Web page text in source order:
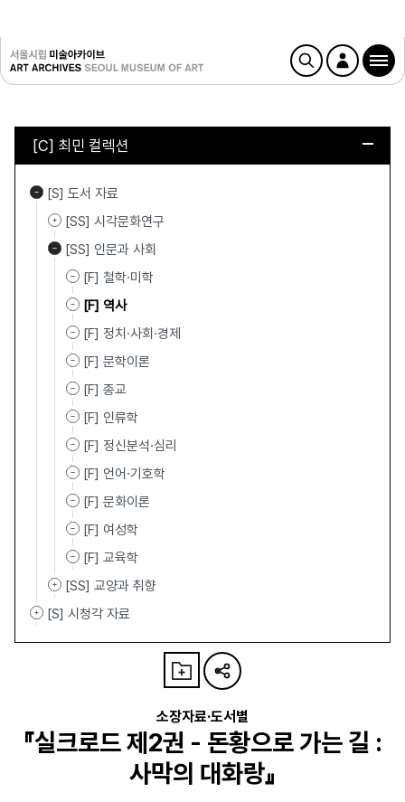
[C] 최민 컬렉션
[S] 도서 자료
[SS] 시각문화연구
[SS] 인문과 사회
[F] 철학·미학
[F] 역사
[F] 정치·사회·경제
[F] 문학이론
[F] 종교
[F] 인류학
[F] 정신분석·심리
[F] 언어·기호학
[F] 문화이론
[F] 여성학
[F] 교육학
[SS] 교양과 취향
[S] 시청각 자료
소장자료·도서별
『실크로드 제2권 - 돈황으로 가는 길 :
사막의 대화랑』